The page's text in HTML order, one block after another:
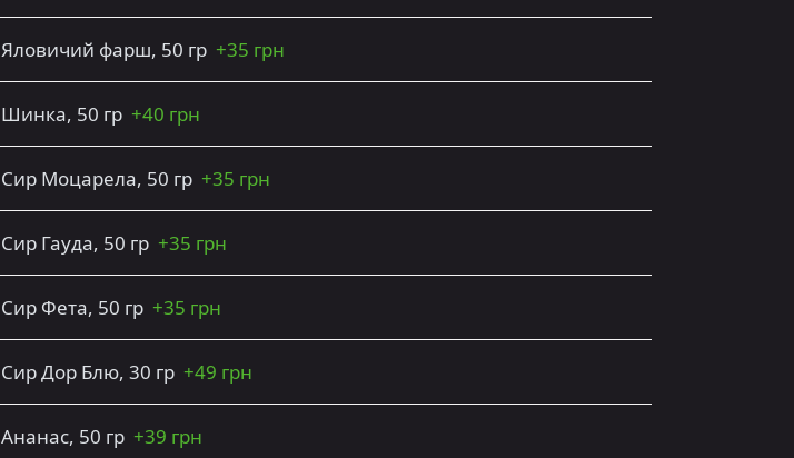
Яловичий фарш, 50 гр +35 грн
Шинка, 50 гр +40 грн
Сир Моцарела, 50 гр +35 грн
Сир Гауда, 50 гр +35 грн
Сир Фета, 50 гр +35 грн
Сир Дор Блю, 30 гр +49 грн
Ананас, 50 гр +39 грн